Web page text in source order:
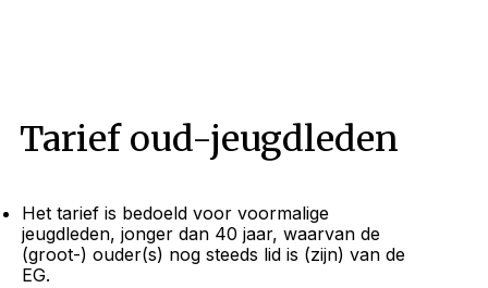
Tarief oud-jeugdleden
Het tarief is bedoeld voor voormalige
jeugdleden, jonger dan 40 jaar, waarvan de
(groot-) ouder(s) nog steeds lid is (zijn) van de
EG.